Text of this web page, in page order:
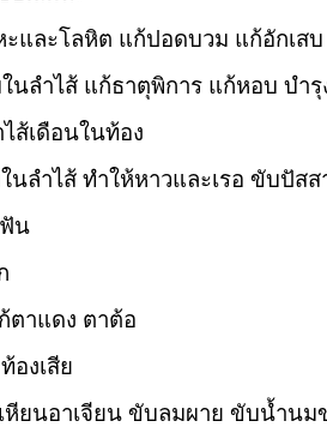
ะและโลหิต แก้ปอดบวม แก้อักเส
นลำไส้ แก้ธาตุพิการ แก้หอบ บำ
ส้เดือนในท้อง
นลำไส้ ทำให้หาวและเรอ ขับปัสส
น
ตาแดง ตาต้อ
องเสีย
หียนอาเจียน ขับลมผาย ขับน้ำนม